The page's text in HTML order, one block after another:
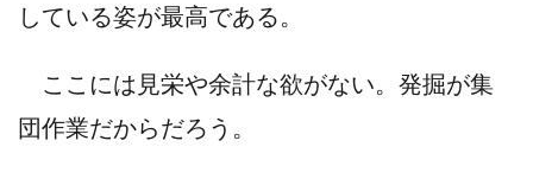
している姿が最高である。
ここには見栄や余計な欲がない。発掘が集
団作業だからだろう。